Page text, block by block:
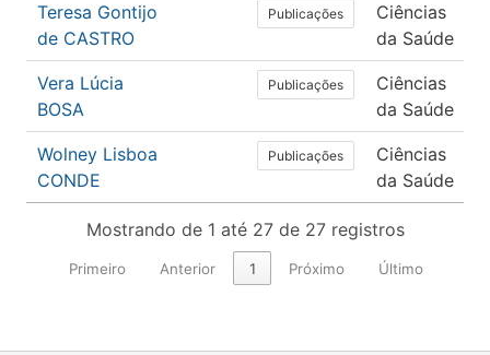
Teresa Gontijo
de CASTRO
Publicações
Ciências
da Saúde
Vera Lúcia
BOSA
Publicações
Ciências
da Saúde
Wolney Lisboa
CONDE
Publicações
Ciências
da Saúde
Mostrando de 1 até 27 de 27 registros
Primeiro Anterior 1 Próximo Último